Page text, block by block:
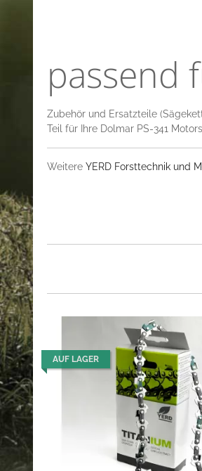
passend
Zubehör und Ersatzteile
Teil für Ihre Dolmar PS-341
Weitere YERD Forsttechnik und
AUF LAGER